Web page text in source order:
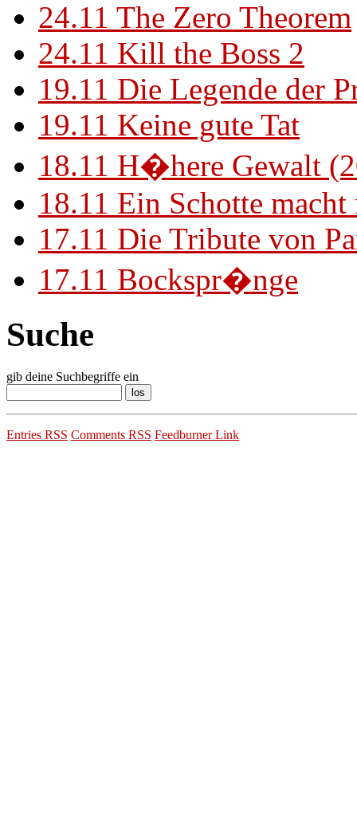
24.11 The Zero Theorem
24.11 Kill the Boss 2
19.11 Die Legende der
19.11 Keine gute Tat
18.11 H�here Gewalt
18.11 Ein Schotte
17.11 Die Tribute von
17.11 Bockspr�nge
Suche
gib deine Suchbegriffe ein
Entries RSS Comments RSS Feedburner Link